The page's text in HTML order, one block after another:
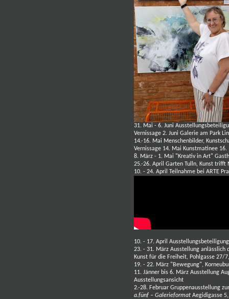
31. Mai - 6. Juni
Vernissage 2. Juni Galerie am Park
14.-16. Mai Menschenbilder,
Vernissage 14. Mai Kunstmatinee 16.
8. März - 1. Mai "Kreativ in Art"
25.-26. April Garten Tulln, Kunst
10. - 24. April Teilnahme bei ARTE
10. - 17. April
23. - 31. März Ausstellung anlässlich
Kunst für die Freiheit, Pohlgasse 27/
19. - 22. März "Bewegung",
11. Jänner bis 6. März Ausstellung
Ausstellungsansicht
2.-28. Februar Gruppenausstellung
a.fünf – Galerieformat Aegidigasse